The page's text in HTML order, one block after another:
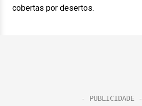
cobertas por desertos.